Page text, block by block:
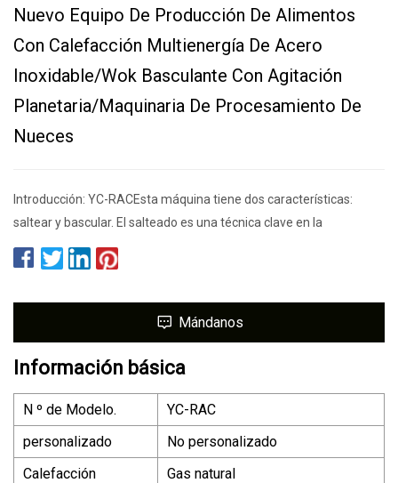
Nuevo Equipo De Producción De Alimentos
Con Calefacción Multienergía De Acero
Inoxidable/wok Basculante Con Agitación
Planetaria/maquinaria De Procesamiento De
Nueces
Introducción: YC-RACEsta máquina tiene dos características:
saltear y bascular. El salteado es una técnica clave en la
Mándanos
Información básica
N º de Modelo.
YC-RAC
personalizado
No personalizado
Calefacción
Gas natural